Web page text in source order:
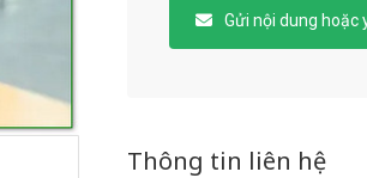
Gửi nội dung hoặc
Thông tin liên hệ